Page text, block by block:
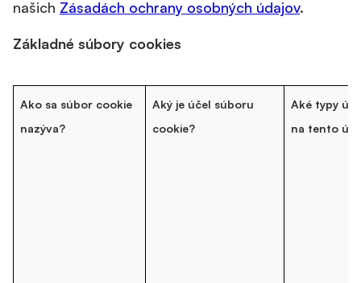
našich Zásadách ochrany osobných údajov.
Základné súbory cookies
Ako sa súbor cookie
nazýva?
Aký je účel súboru
cookie?
Aké typy
na tento